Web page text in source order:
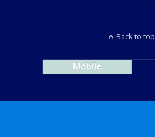
Back to top
Mobile